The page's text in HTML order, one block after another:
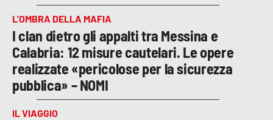
L’OMBRA DELLA MAFIA
I clan dietro gli appalti tra Messina e
Calabria: 12 misure cautelari. Le opere
realizzate «pericolose per la sicurezza
pubblica» – NOMI
IL VIAGGIO